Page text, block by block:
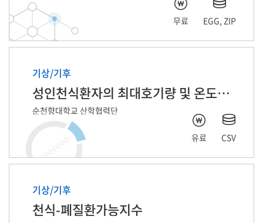
무료 EGG, ZIP
기상/기후
성인천식환자의 최대호기량 및 온도습도 자료
순천향대학교 산학협력단
유료 CSV
기상/기후
천식-폐질환가능지수